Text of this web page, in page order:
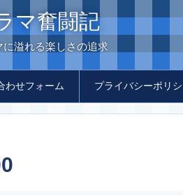
マ奮闘記
に溢れる楽しさの追求
わせフォーム プライバシーポリ